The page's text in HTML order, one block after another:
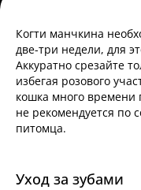
Когти манчкина
две-три недели, для
Аккуратно срезайте
избегая розового
кошка много времени
не рекомендуется по
питомца.
Уход за зубами